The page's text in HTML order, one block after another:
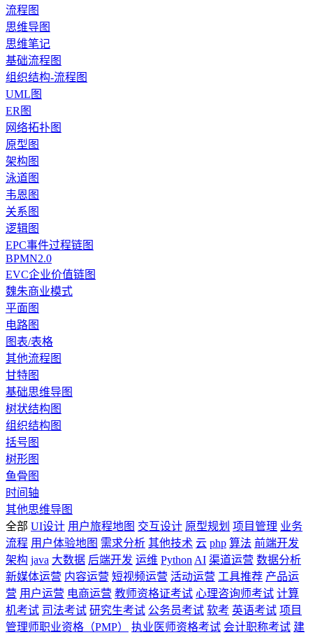
流程图
思维导图
思维笔记
基础流程图
组织结构-流程图
UML图
ER图
网络拓扑图
原型图
架构图
泳道图
韦恩图
关系图
逻辑图
EPC事件过程链图
BPMN2.0
EVC企业价值链图
魏朱商业模式
平面图
电路图
图表/表格
其他流程图
甘特图
基础思维导图
树状结构图
组织结构图
括号图
树形图
鱼骨图
时间轴
其他思维导图
全部 UI设计 用户旅程地图 交互设计 原型规划 项目管理 业务
流程 用户体验地图 需求分析 其他技术 云 php 算法 前端开发
架构 java 大数据 后端开发 运维 Python AI 渠道运营 数据分析
新媒体运营 内容运营 短视频运营 活动运营 工具推荐 产品运
营 用户运营 电商运营 教师资格证考试 心理咨询师考试 计算
机考试 司法考试 研究生考试 公务员考试 软考 英语考试 项目
管理师职业资格（PMP）
执业医师资格考试 会计职称考试 建